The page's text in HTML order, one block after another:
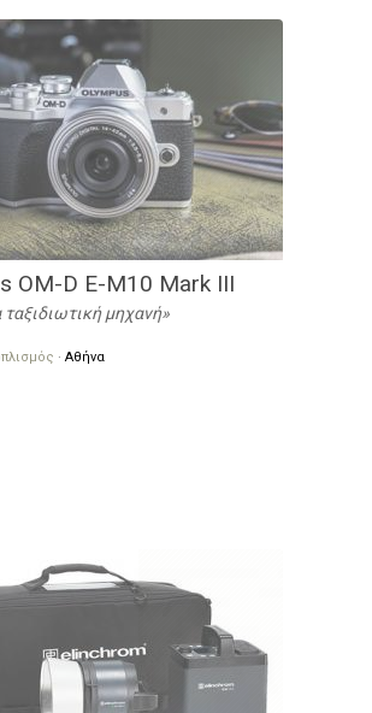
OM-D E-M10 Mark III
μηχανή
· Αθήνα